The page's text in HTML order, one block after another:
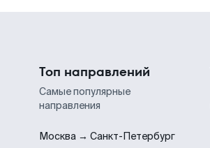
Топ направлений
Самые популярные
направления
Москва → Санкт-Петербург